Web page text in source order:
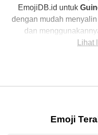
EmojiDB.id untuk
dengan mudah
dan
menambahkan
baru dalam
Emoji